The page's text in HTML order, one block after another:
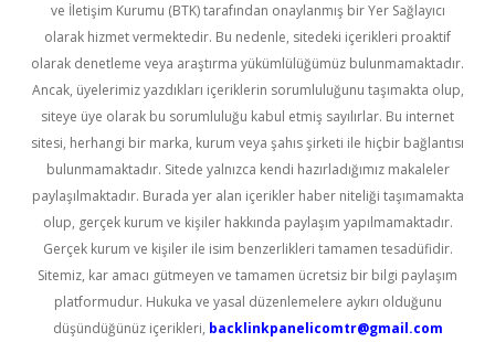
ve İletişim Kurumu (BTK) tarafından onaylanmış bir Yer Sağlayıcı
olarak hizmet vermektedir. Bu nedenle, sitedeki içerikleri proaktif
olarak denetleme veya araştırma yükümlülüğümüz bulunmamaktadır.
Ancak, üyelerimiz yazdıkları içeriklerin sorumluluğunu taşımakta olup,
siteye üye olarak bu sorumluluğu kabul etmiş sayılırlar. Bu internet
sitesi, herhangi bir marka, kurum veya şahıs şirketi ile hiçbir bağlantısı
bulunmamaktadır. Sitede yalnızca kendi hazırladığımız makaleler
paylaşılmaktadır. Burada yer alan içerikler haber niteliği taşımamakta
olup, gerçek kurum ve kişiler hakkında paylaşım yapılmamaktadır.
Gerçek kurum ve kişiler ile isim benzerlikleri tamamen tesadüfidir.
Sitemiz, kar amacı gütmeyen ve tamamen ücretsiz bir bilgi paylaşım
platformudur. Hukuka ve yasal düzenlemelere aykırı olduğunu
düşündüğünüz içerikleri, backlinkpanelicomtr@gmail.com